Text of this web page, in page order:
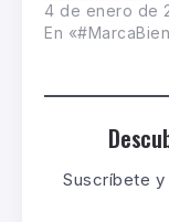
4 de enero de
En
Suscríbete y